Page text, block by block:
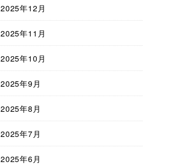
2025年12月
2025年11月
2025年10月
2025年9月
2025年8月
2025年7月
2025年6月